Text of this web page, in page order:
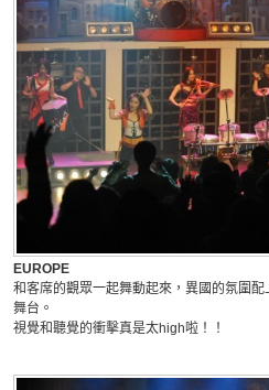
EUROPE
和客席的觀眾一起舞動起來，異國的氛圍
舞台。
視覺和聽覺的衝擊真是太high啦！！